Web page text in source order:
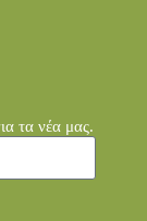
τα νέα μας.